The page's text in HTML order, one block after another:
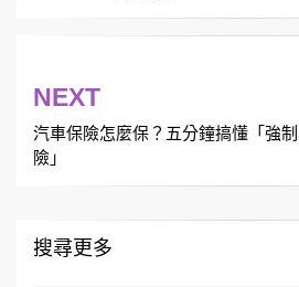
章
導
NEXT
汽車保險怎麼保？五分鐘搞懂「強
險」
搜尋更多